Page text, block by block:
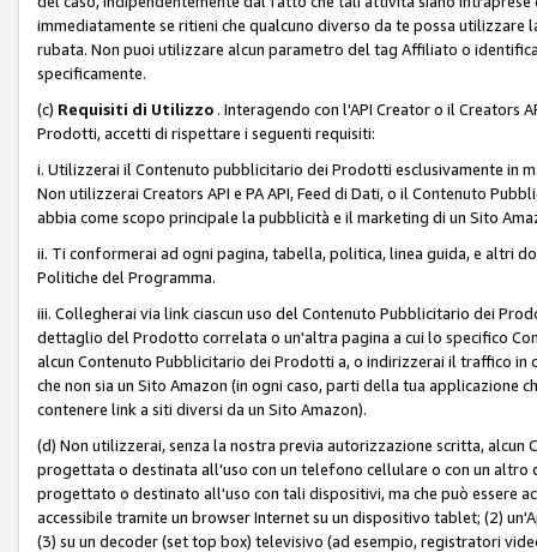
immediatamente se ritieni che qualcuno diverso da te possa
rubata. Non puoi utilizzare alcun parametro del tag Affiliato o
specificamente.
(c) Requisiti di Utilizzo . Interagendo con l'API Creator o il Creators
Prodotti, accetti di rispettare i seguenti requisiti:
i. Utilizzerai il Contenuto pubblicitario dei Prodotti esclusivamente in
Non utilizzerai Creators API e PA API, Feed di Dati, o il Contenuto
abbia come scopo principale la pubblicità e il marketing di un Sito
ii. Ti conformerai ad ogni pagina, tabella, politica, linea guida, e altri
Politiche del Programma.
iii. Collegherai via link ciascun uso del Contenuto Pubblicitario dei
dettaglio del Prodotto correlata o un'altra pagina a cui lo specifico
alcun Contenuto Pubblicitario dei Prodotti a, o indirizzerai il traffico in
che non sia un Sito Amazon (in ogni caso, parti della tua
contenere link a siti diversi da un Sito Amazon).
(d) Non utilizzerai, senza la nostra previa autorizzazione scritta,
progettata o destinata all'uso con un telefono cellulare o con un
progettato o destinato all'uso con tali dispositivi, ma che può essere
accessibile tramite un browser Internet su un dispositivo tablet; (2)
(3) su un decoder (set top box) televisivo (ad esempio, registratori